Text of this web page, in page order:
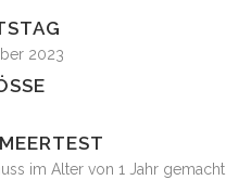
2023
im Alter von 1 Jahr gemacht